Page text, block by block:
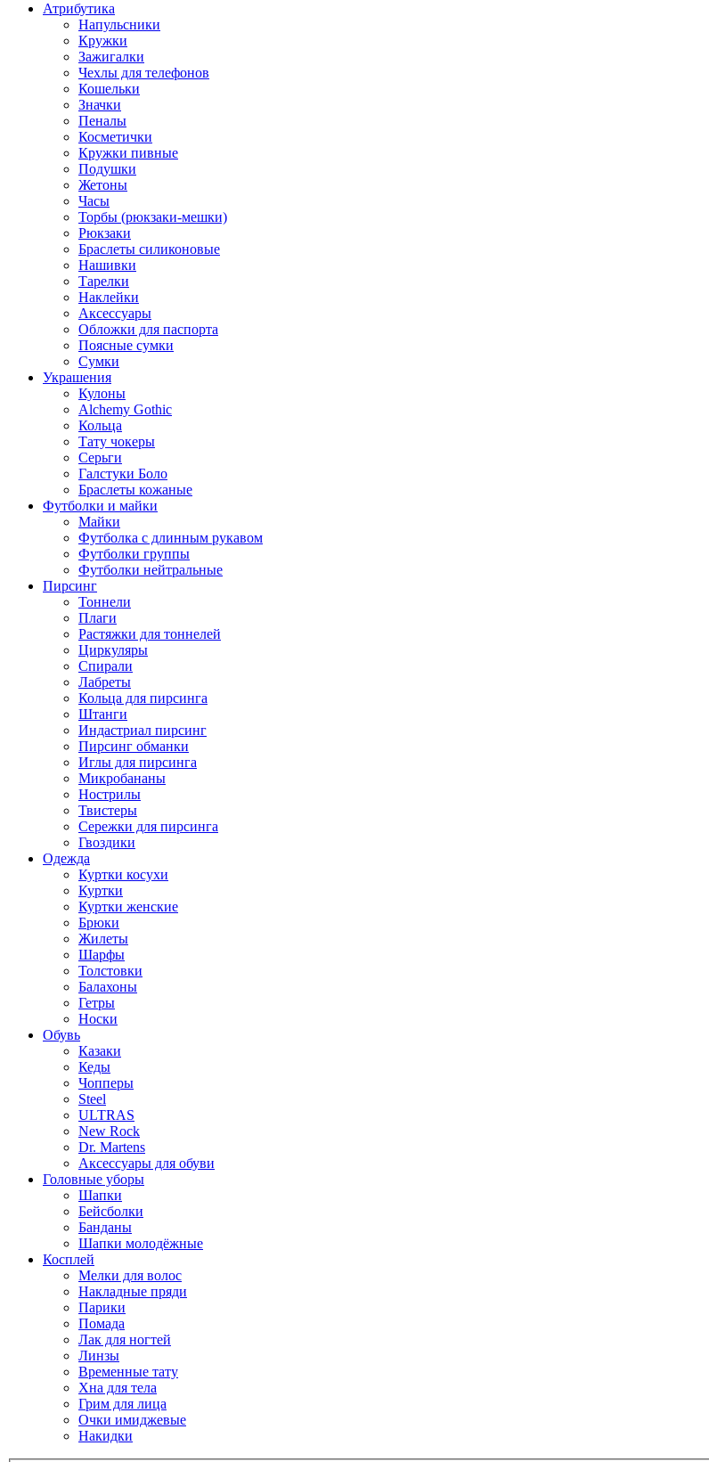
Атрибутика
Напульсники
Кружки
Зажигалки
Чехлы для телефонов
Кошельки
Значки
Пеналы
Косметички
Кружки пивные
Подушки
Жетоны
Часы
Торбы (рюкзаки-мешки)
Рюкзаки
Браслеты силиконовые
Нашивки
Тарелки
Наклейки
Аксессуары
Обложки для паспорта
Поясные сумки
Сумки
Украшения
Кулоны
Alchemy Gothic
Кольца
Тату чокеры
Серьги
Галстуки Боло
Браслеты кожаные
Футболки и майки
Майки
Футболка с длинным рукавом
Футболки группы
Футболки нейтральные
Пирсинг
Тоннели
Плаги
Растяжки для тоннелей
Циркуляры
Спирали
Лабреты
Кольца для пирсинга
Штанги
Индастриал пирсинг
Пирсинг обманки
Иглы для пирсинга
Микробананы
Нострилы
Твистеры
Сережки для пирсинга
Гвоздики
Одежда
Куртки косухи
Куртки
Куртки женские
Брюки
Жилеты
Шарфы
Толстовки
Балахоны
Гетры
Носки
Обувь
Казаки
Кеды
Чопперы
Steel
ULTRAS
New Rock
Dr. Martens
Аксессуары для обуви
Головные уборы
Шапки
Бейсболки
Банданы
Шапки молодёжные
Косплей
Мелки для волос
Накладные пряди
Парики
Помада
Лак для ногтей
Линзы
Временные тату
Хна для тела
Грим для лица
Очки имиджевые
Накидки